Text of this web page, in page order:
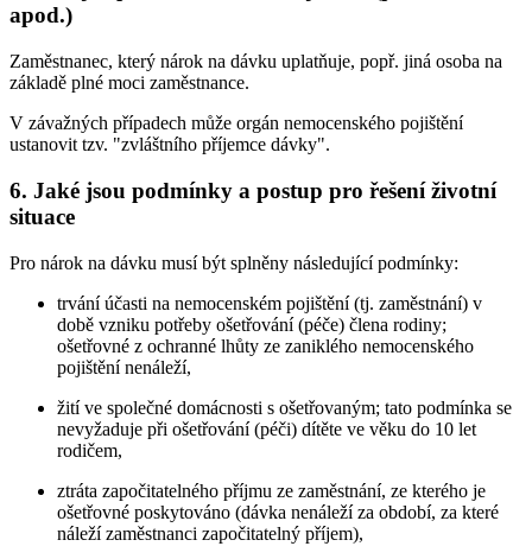
apod.)
Zaměstnanec, který nárok na dávku uplatňuje, popř. jiná osoba na
základě plné moci zaměstnance.
V závažných případech může orgán nemocenského pojištění
ustanovit tzv. "zvláštního příjemce dávky".
6. Jaké jsou podmínky a postup pro řešení životní
situace
Pro nárok na dávku musí být splněny následující podmínky:
trvání účasti na nemocenském pojištění (tj. zaměstnání) v
době vzniku potřeby ošetřování (péče) člena rodiny;
ošetřovné z ochranné lhůty ze zaniklého nemocenského
pojištění nenáleží,
žití ve společné domácnosti s ošetřovaným; tato podmínka se
nevyžaduje při ošetřování (péči) dítěte ve věku do 10 let
rodičem,
ztráta započitatelného příjmu ze zaměstnání, ze kterého je
ošetřovné poskytováno (dávka nenáleží za období, za které
náleží zaměstnanci započitatelný příjem),